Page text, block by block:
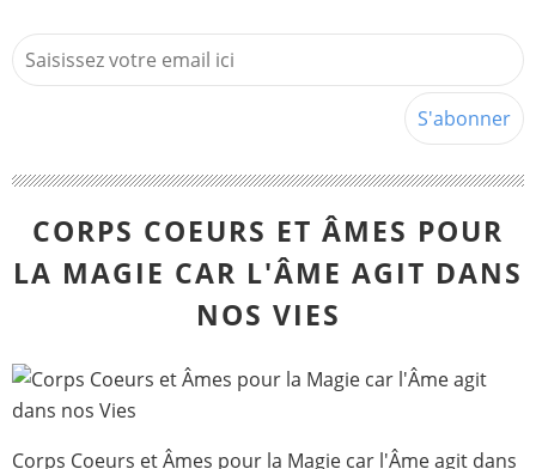
CORPS COEURS ET ÂMES POUR
LA MAGIE CAR L'ÂME AGIT DANS
NOS VIES
Corps Coeurs et Âmes pour la Magie car l'Âme agit dans